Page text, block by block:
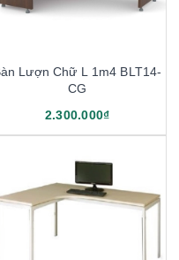
Lượn Chữ L 1m4 BLT14-
CG
2.300.000₫